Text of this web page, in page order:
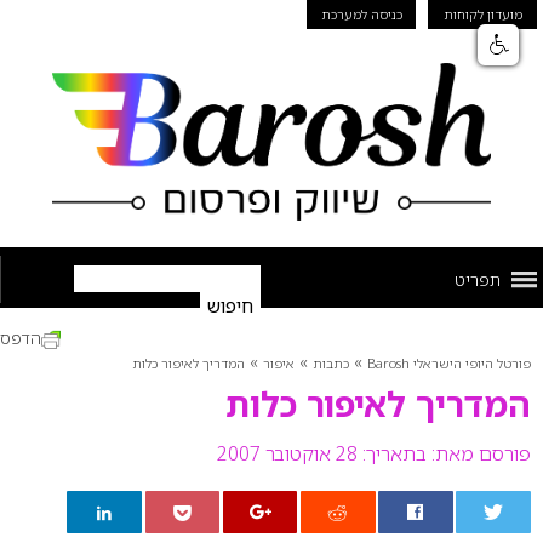
מועדון לקוחות כניסה למערכת
תפריט
פורטל היופי הישראלי Barosh » כתבות » איפור » המדריך לאיפור כלות
המדריך לאיפור כלות
פורסם מאת: בתאריך: 28 אוקטובר 2007
הדפס